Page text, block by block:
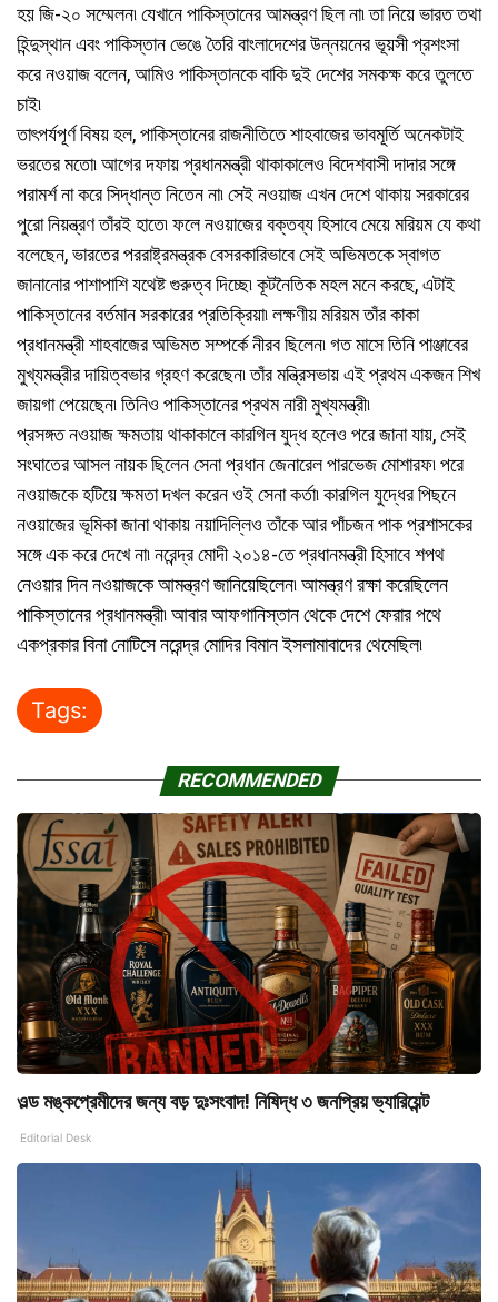
হয় জি-২০ সম্মেলন৷ যেখানে পাকিস্তানের আমন্ত্রণ ছিল না৷ তা নিয়ে ভারত তথা
হিন্দুস্থান এবং পাকিস্তান ভেঙে তৈরি বাংলাদেশের উন্নয়নের ভূয়সী প্রশংসা
করে নওয়াজ বলেন, আমিও পাকিস্তানকে বাকি দুই দেশের সমকক্ষ করে তুলতে
চাই৷
তাৎপর্যপূর্ণ বিষয় হল, পাকিস্তানের রাজনীতিতে শাহবাজের ভাবমূর্তি অনেকটাই
ভরতের মতো৷ আগের দফায় প্রধানমন্ত্রী থাকাকালেও বিদেশবাসী দাদার সঙ্গে
পরামর্শ না করে সিদ্ধান্ত নিতেন না৷ সেই নওয়াজ এখন দেশে থাকায় সরকারের
পুরো নিয়ন্ত্রণ তাঁরই হাতে৷ ফলে নওয়াজের বক্তব্য হিসাবে মেয়ে মরিয়ম যে কথা
বলেছেন, ভারতের পররাষ্ট্রমন্ত্রক বেসরকারিভাবে সেই অভিমতকে স্বাগত
জানানোর পাশাপাশি যথেষ্ট গুরুত্ব দিচ্ছে৷ কূটনৈতিক মহল মনে করছে, এটাই
পাকিস্তানের বর্তমান সরকারের প্রতিক্রিয়া৷ লক্ষণীয় মরিয়ম তাঁর কাকা
প্রধানমন্ত্রী শাহবাজের অভিমত সম্পর্কে নীরব ছিলেন৷ গত মাসে তিনি পাঞ্জাবের
মুখ্যমন্ত্রীর দায়িত্বভার গ্রহণ করেছেন৷ তাঁর মন্ত্রিসভায় এই প্রথম একজন শিখ
জায়গা পেয়েছেন৷ তিনিও পাকিস্তানের প্রথম নারী মুখ্যমন্ত্রী৷
প্রসঙ্গত নওয়াজ ক্ষমতায় থাকাকালে কারগিল যুদ্ধ হলেও পরে জানা যায়, সেই
সংঘাতের আসল নায়ক ছিলেন সেনা প্রধান জেনারেল পারভেজ মোশারফ৷ পরে
নওয়াজকে হটিয়ে ক্ষমতা দখল করেন ওই সেনা কর্তা৷ কারগিল যুদ্ধের পিছনে
নওয়াজের ভূমিকা জানা থাকায় নয়াদিল্লিও তাঁকে আর পাঁচজন পাক প্রশাসকের
সঙ্গে এক করে দেখে না৷ নরেন্দ্র মোদী ২০১৪-তে প্রধানমন্ত্রী হিসাবে শপথ
নেওয়ার দিন নওয়াজকে আমন্ত্রণ জানিয়েছিলেন৷ আমন্ত্রণ রক্ষা করেছিলেন
পাকিস্তানের প্রধানমন্ত্রী৷ আবার আফগানিস্তান থেকে দেশে ফেরার পথে
একপ্রকার বিনা নোটিসে নরেন্দ্র মোদির বিমান ইসলামাবাদের থেমেছিল৷
Tags:
RECOMMENDED
ওল্ড মঙ্কপ্রেমীদের জন্য বড় দুঃসংবাদ! নিষিদ্ধ ৩ জনপ্রিয় ভ্যারিয়েন্ট
Editorial Desk